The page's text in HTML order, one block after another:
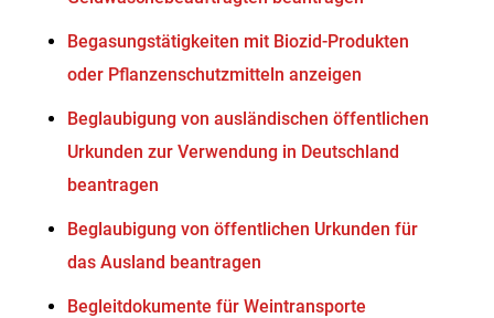
Begasungstätigkeiten mit Biozid-Produkten
oder Pflanzenschutzmitteln anzeigen
Beglaubigung von ausländischen öffentlichen
Urkunden zur Verwendung in Deutschland
beantragen
Beglaubigung von öffentlichen Urkunden für
das Ausland beantragen
Begleitdokumente für Weintransporte